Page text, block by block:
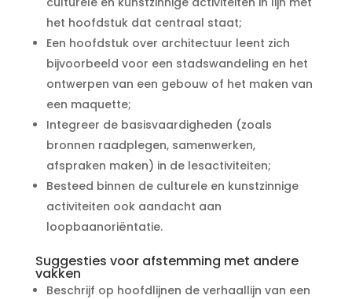
het hoofdstuk dat centraal staat;
Een hoofdstuk over architectuur leent zich
bijvoorbeeld voor een stadswandeling en het
ontwerpen van een gebouw of het maken van
een maquette;
Integreer de basisvaardigheden (zoals
bronnen raadplegen, samenwerken,
afspraken maken) in de lesactiviteiten;
Besteed binnen de culturele en kunstzinnige
activiteiten ook aandacht aan
loopbaanoriëntatie.
Suggesties voor afstemming met andere
vakken
Beschrijf op hoofdlijnen de verhaallijn van een